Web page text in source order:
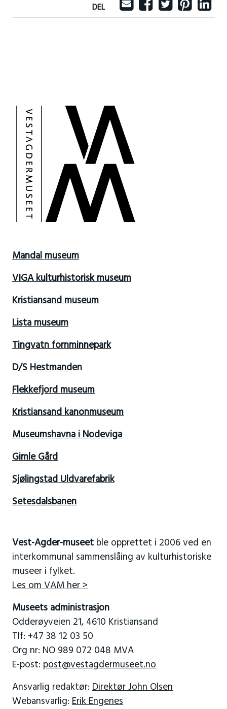
DEL
Mandal museum
VIGA kulturhistorisk museum
Kristiansand museum
Lista museum
Tingvatn fornminnepark
D/S Hestmanden
Flekkefjord museum
Kristiansand kanonmuseum
Museumshavna i Nodeviga
Gimle Gård
Sjølingstad Uldvarefabrik
Setesdalsbanen
Vest-Agder-museetble opprettet i 2006 ved en
interkommunal sammenslåing av kulturhistoriske
museer i fylket.
Les om VAM her >
Museets administrasjon
Odderøyveien 21, 4610 Kristiansand
Tlf: +47 38 12 03 50
Org nr: NO 989 072 048 MVA
E-post: post@vestagdermuseet.no
Ansvarlig redaktør: Direktør John Olsen
Webansvarlig: Erik Engenes